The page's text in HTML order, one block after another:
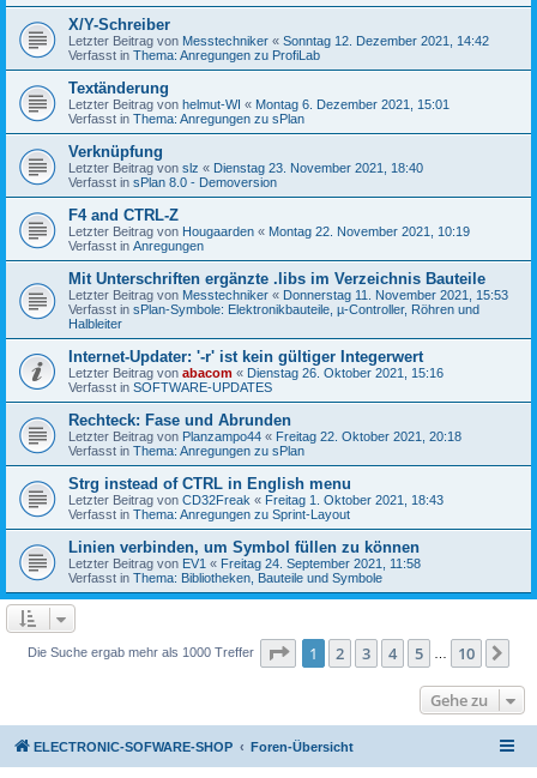
X/Y-Schreiber
Letzter Beitrag von Messtechniker « Sonntag 12. Dezember 2021, 14:42
Verfasst in Thema: Anregungen zu ProfiLab
Textänderung
Letzter Beitrag von helmut-WI « Montag 6. Dezember 2021, 15:01
Verfasst in Thema: Anregungen zu sPlan
Verknüpfung
Letzter Beitrag von slz « Dienstag 23. November 2021, 18:40
Verfasst in sPlan 8.0 - Demoversion
F4 and CTRL-Z
Letzter Beitrag von Hougaarden « Montag 22. November 2021, 10:19
Verfasst in Anregungen
Mit Unterschriften ergänzte .libs im Verzeichnis Bauteile
Letzter Beitrag von Messtechniker « Donnerstag 11. November 2021, 15:53
Verfasst in sPlan-Symbole: Elektronikbauteile, µ-Controller, Röhren und
Halbleiter
Internet-Updater: '-r' ist kein gültiger Integerwert
Letzter Beitrag von abacom « Dienstag 26. Oktober 2021, 15:16
Verfasst in SOFTWARE-UPDATES
Rechteck: Fase und Abrunden
Letzter Beitrag von Planzampo44 « Freitag 22. Oktober 2021, 20:18
Verfasst in Thema: Anregungen zu sPlan
Strg instead of CTRL in English menu
Letzter Beitrag von CD32Freak « Freitag 1. Oktober 2021, 18:43
Verfasst in Thema: Anregungen zu Sprint-Layout
Linien verbinden, um Symbol füllen zu können
Letzter Beitrag von EV1 « Freitag 24. September 2021, 11:58
Verfasst in Thema: Bibliotheken, Bauteile und Symbole
Die Suche ergab mehr als 1000 Treffer Seite 1von 10
1 2 3 4 5 10
Gehe zu
ELECTRONIC-SOFWARE-SHOP Foren-Übersicht